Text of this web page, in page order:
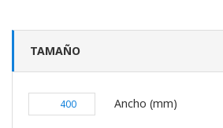
TAMAÑO
Ancho (mm)